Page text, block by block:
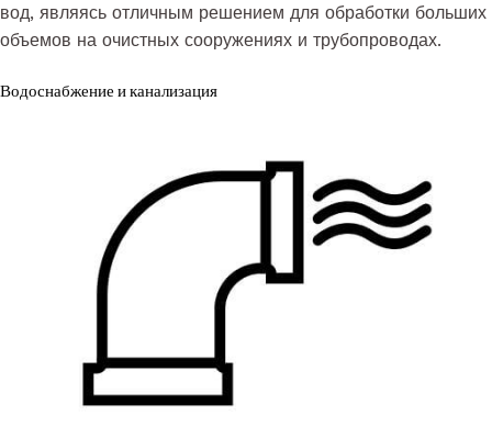
вод, являясь отличным решением для обработки больших
объемов на очистных сооружениях и трубопроводах.
Водоснабжение и канализация